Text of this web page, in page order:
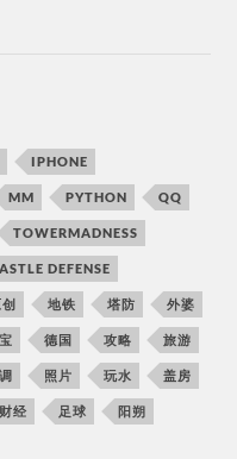
IPHONE
MM PYTHON QQ
TOWERMADNESS
DEFENSE
创 地铁 塔防 外婆
德国 攻略 旅游
照片 玩水 盖房
财经 足球 阳朔